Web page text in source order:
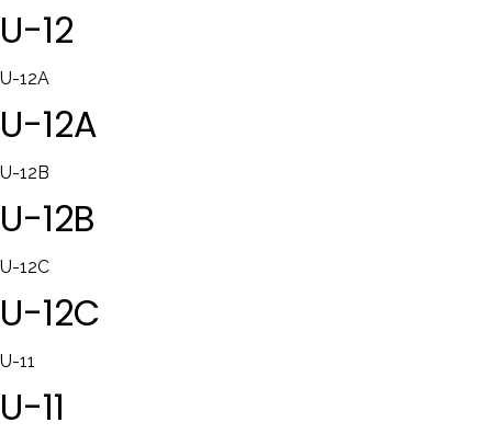
U-12
U-12A
U-12A
U-12B
U-12B
U-12C
U-12C
U-11
U-11